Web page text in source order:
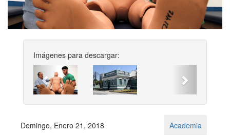
Imágenes para descargar:
Previous
Domingo, Enero 21, 2018
Academia